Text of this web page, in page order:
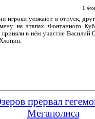
1
игроки уезжают в отпуск,
на этапах Фонтанного
в нём участие Василий
прервал
Мегаполиса